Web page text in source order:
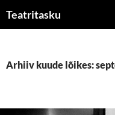
sisu
Teatritasku
Arhiiv kuude lõikes: